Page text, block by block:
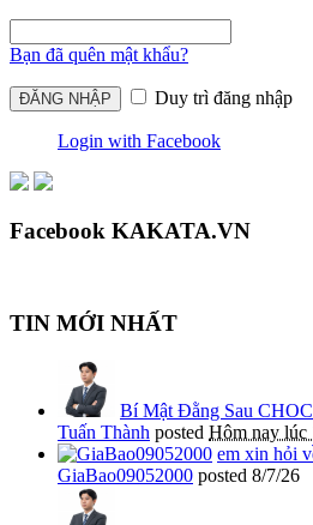
Bạn đã quên mật khẩu?
Duy trì đăng nhập
Login with Facebook
Facebook KAKATA.VN
TIN MỚI NHẤT
Bí Mật Đằng Sau
Tuấn Thành posted Hôm nay lúc
em xin hỏi
GiaBao09052000 posted 8/7/26